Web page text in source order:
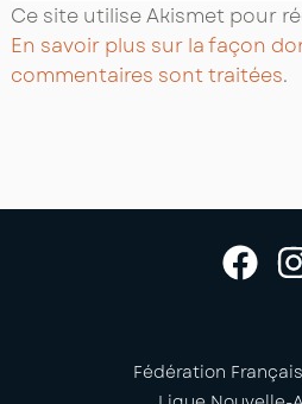
Ce site utilise Akismet pour
En savoir plus sur la façon
commentaires sont traitées.
Fédération